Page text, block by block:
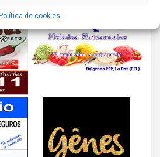
Política de cookies